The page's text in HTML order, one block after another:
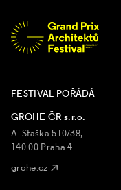
FESTIVAL POŘÁDÁ
GROHE ČR s.r.o.
A. Staška 510/38,
140 00 Praha 4
grohe.cz